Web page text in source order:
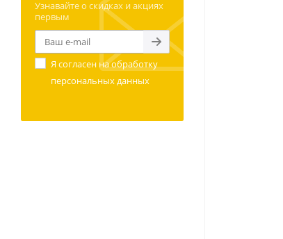
Узнавайте о скидках и акциях
первым
Я согласен наобработку
персональных данных